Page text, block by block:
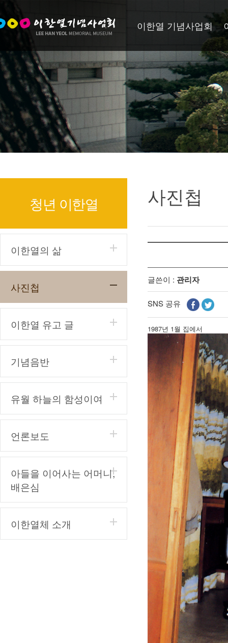
이한열 기념사업회
청년 이한열
이한열의 삶
사진첩
이한열 유고 글
기념음반
유월 하늘의 함성이여
언론보도
아들을 이어사는 어머니,
배은심
이한열체 소개
사진첩
글쓴이 : 관리자
SNS 공유
1987년 1월 집에서